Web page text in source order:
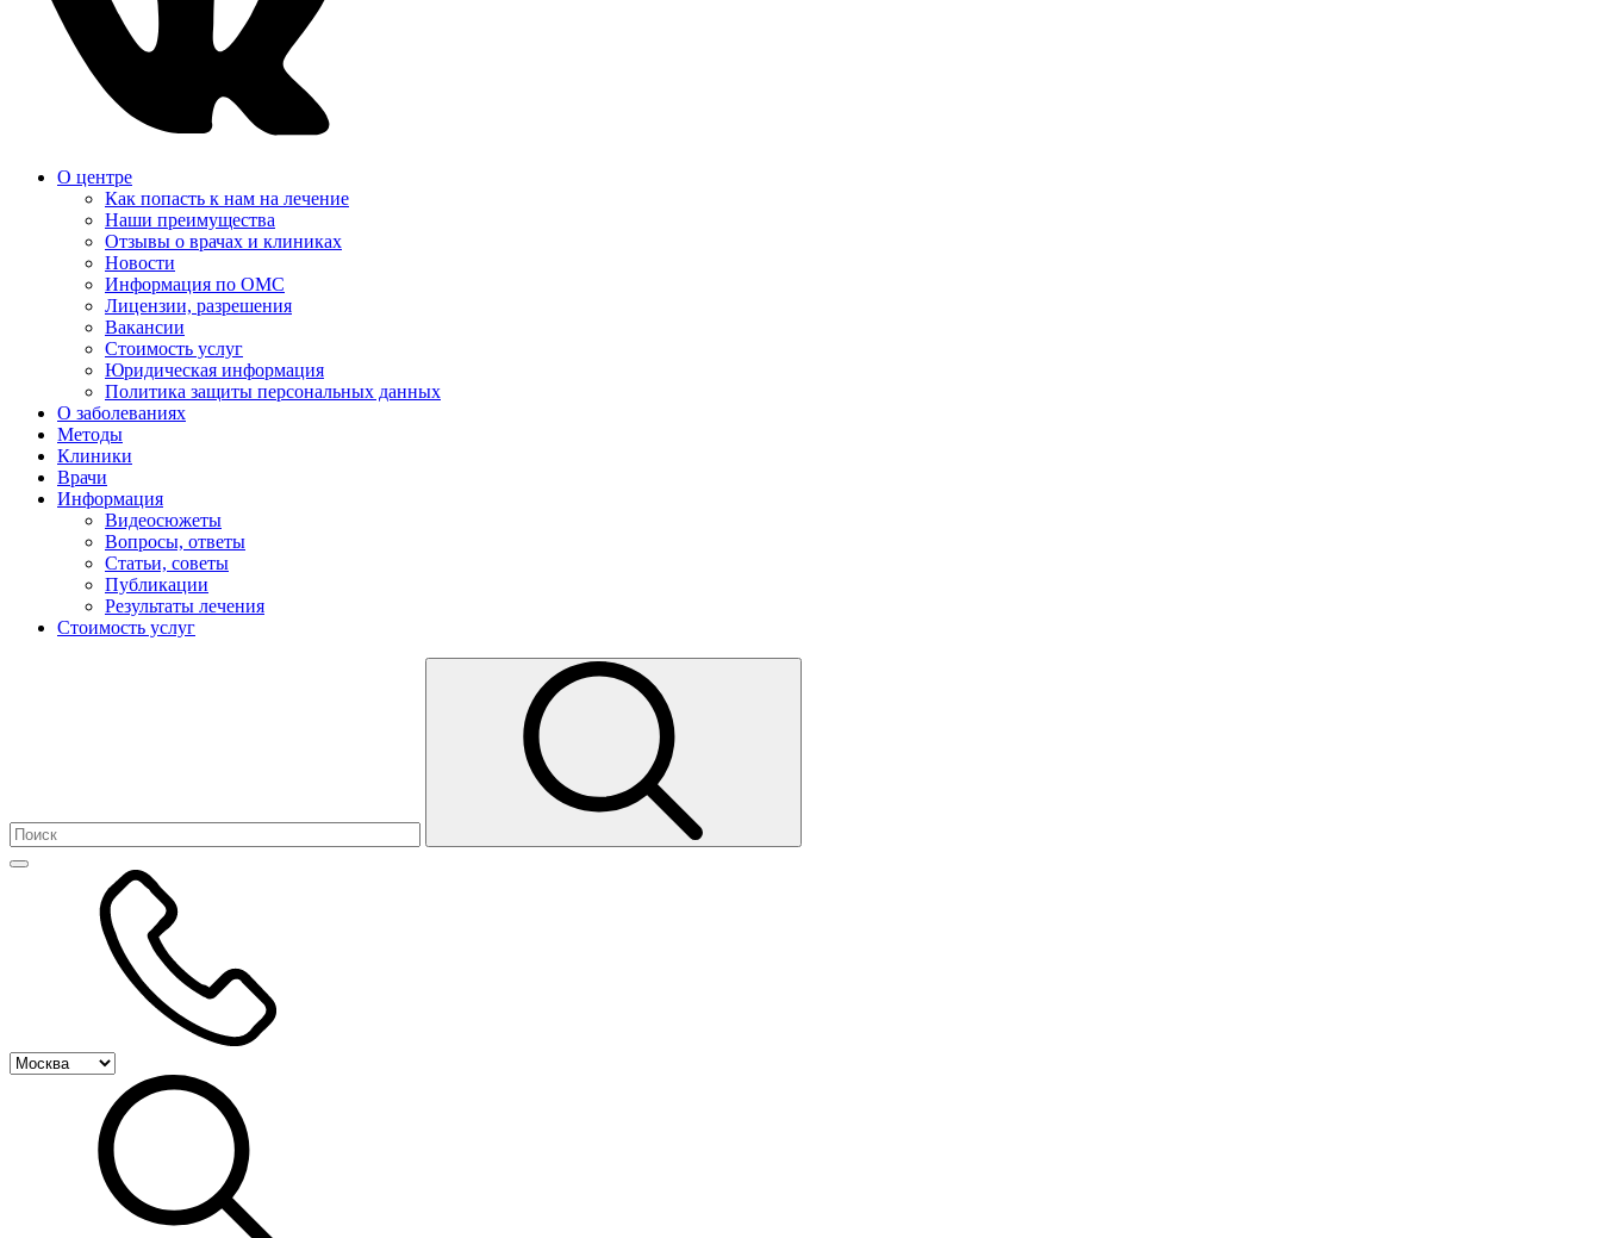
О центре
Как попасть к нам на лечение
Наши преимущества
Отзывы о врачах и клиниках
Новости
Информация по ОМС
Лицензии, разрешения
Вакансии
Стоимость услуг
Юридическая информация
Политика защиты персональных данных
О заболеваниях
Методы
Клиники
Врачи
Информация
Видеосюжеты
Вопросы, ответы
Статьи, советы
Публикации
Результаты лечения
Стоимость услуг